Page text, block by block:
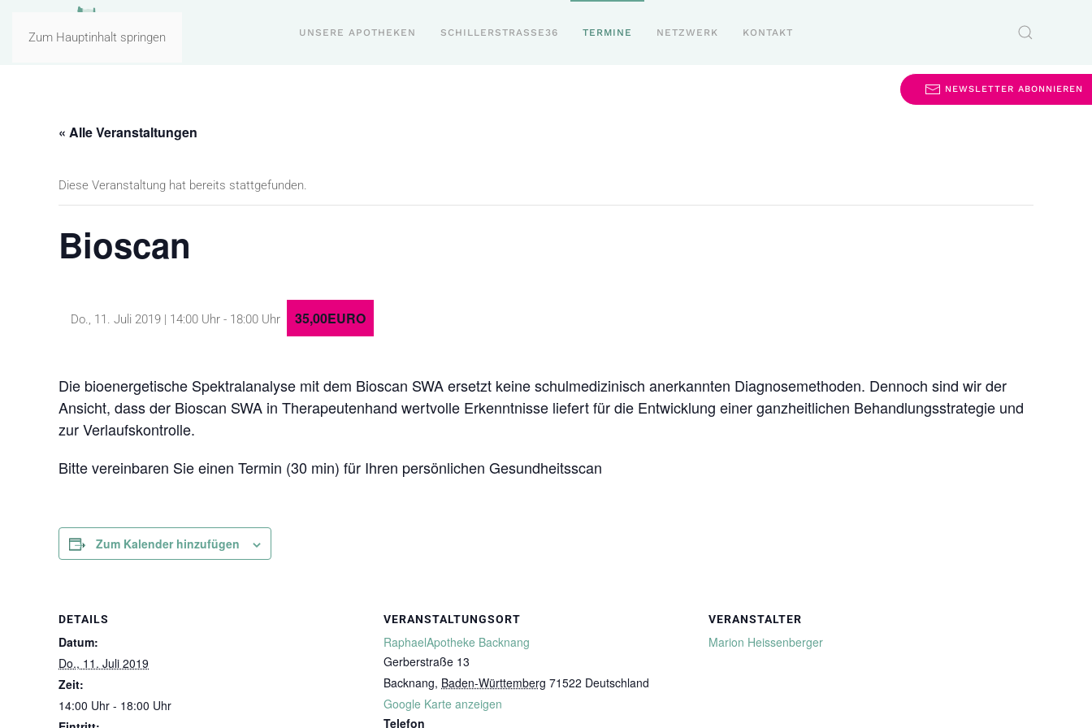
Zum Hauptinhalt springen UNSERE APOTHEKEN SCHILLERSTRASSE36 TERMINE NETZWERK KONTAKT
« Alle Veranstaltungen
Diese Veranstaltung hat bereits stattgefunden.
Bioscan
Do., 11. Juli 2019 | 14:00 Uhr - 18:00 Uhr 35,00EURO
Die bioenergetische Spektralanalyse mit dem Bioscan SWA ersetzt keine schulmedizinisch anerkannten Diagnosemethoden. Dennoch sind wir der
Ansicht, dass der Bioscan SWA in Therapeutenhand wertvolle Erkenntnisse liefert für die Entwicklung einer ganzheitlichen Behandlungsstrategie und
zur Verlaufskontrolle.
Bitte vereinbaren Sie einen Termin (30 min) für Ihren persönlichen Gesundheitsscan
Zum Kalender hinzufügen
DETAILS
Datum:
Do., 11. Juli 2019
Zeit:
14:00 Uhr - 18:00 Uhr
VERANSTALTUNGSORT
RaphaelApotheke Backnang
Gerberstraße 13
Backnang, Baden-Württemberg 71522 Deutschland
Google Karte anzeigen
Telefon
VERANSTALTER
Marion Heissenberger
NEWSLETTER ABONNIEREN